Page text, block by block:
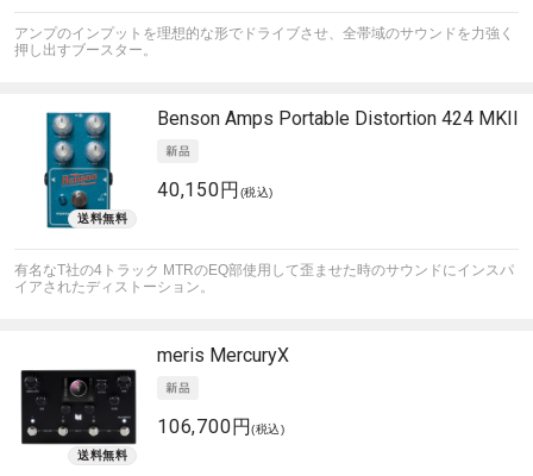
アンプのインプットを理想的な形でドライブさせ、全帯域のサウンドを力強く
押し出すブースター。
Benson Amps Portable Distortion 424 MKII
40,150円 (税込)
有名なT社の4トラック MTRのEQ部使用して歪ませた時のサウンドにインスパ
イアされたディストーション。
meris MercuryX
106,700円(税込)